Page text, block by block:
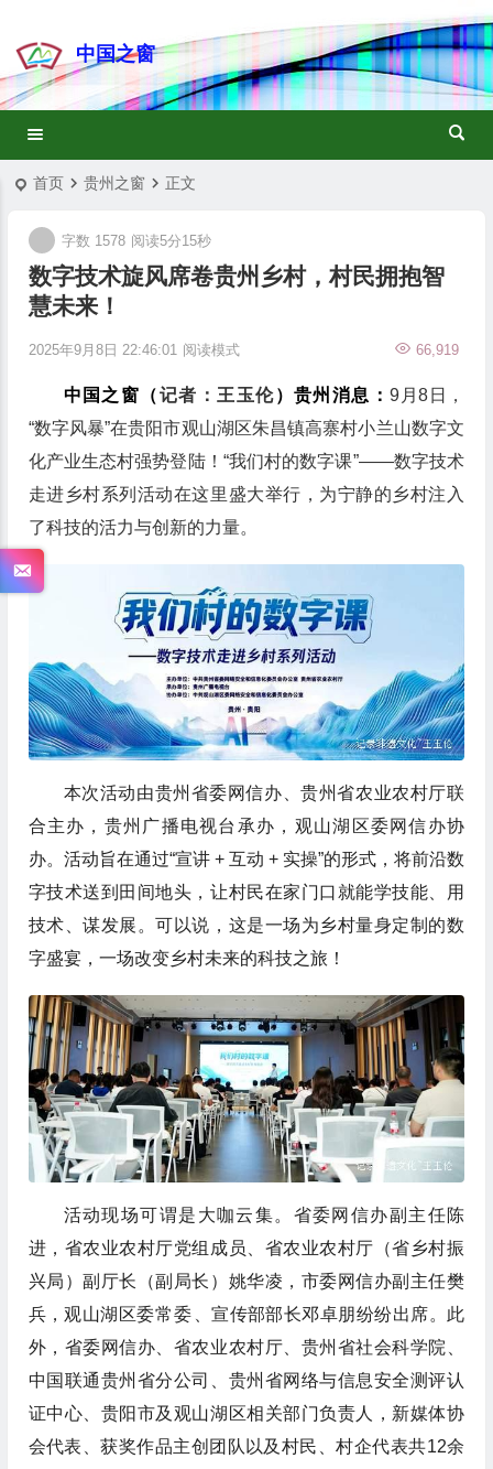
中国之窗
首页 贵州之窗 正文
数字技术旋风席卷贵州乡村，村民拥抱智
慧未来！
2025年9月8日 22:46:01 66,919
字数 1578 阅读5分15秒
阅读模式
中国之窗（记者：王玉伦）贵州消息：9月8日，
“数字风暴”在贵阳市观山湖区朱昌镇高寨村小兰山数字文
化产业生态村强势登陆！“我们村的数字课”——数字技术
走进乡村系列活动在这里盛大举行，为宁静的乡村注入
了科技的活力与创新的力量。
本次活动由贵州省委网信办、贵州省农业农村厅联
合主办，贵州广播电视台承办，观山湖区委网信办协
办。活动旨在通过“宣讲 + 互动 + 实操”的形式，将前沿数
字技术送到田间地头，让村民在家门口就能学技能、用
技术、谋发展。可以说，这是一场为乡村量身定制的数
字盛宴，一场改变乡村未来的科技之旅！
活动现场可谓是大咖云集。省委网信办副主任陈
进，省农业农村厅党组成员、省农业农村厅（省乡村振
兴局）副厅长（副局长）姚华凌，市委网信办副主任樊
兵，观山湖区委常委 、宣传部部长邓卓朋纷纷出席。此
外，省委网信办、省农业农村厅、贵州省社会科学院、
中国联通贵州省分公司、贵州省网络与信息安全测评认
证中心、贵阳市及观山湖区相关部门负责人，新媒体协
会代表、获奖作品主创团队以及村民、村企代表共12余